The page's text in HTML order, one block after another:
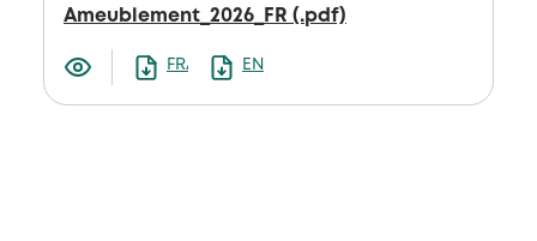
Ameublement_2026_FR (.pdf)
FRANCAISENGLISH